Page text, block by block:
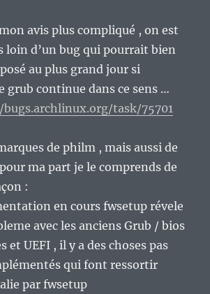
avis plus compliqué , on est
loin d’un bug qui pourrait bien
au plus grand jour si
grub continue dans ce sens …
task/75701
de philm , mais aussi de
ma part je le comprends de
:
en cours fwsetup révele
avec les anciens Grub / bios
et UEFI , il y a des choses pas
qui font ressortir
par fwsetup